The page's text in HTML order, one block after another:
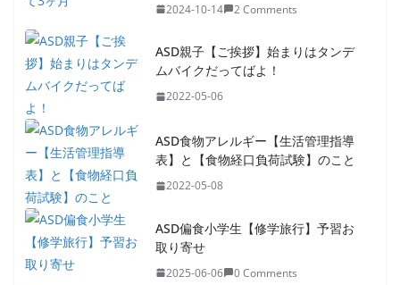
2024-10-14 2 Comments
ASD親子【ご挨拶】始まりはタンデ
ムバイクだってばよ！
2022-05-06
ASD食物アレルギー【生活管理指導
表】と【食物経口負荷試験】のこと
2022-05-08
ASD偏食小学生【修学旅行】予習お
取り寄せ
2025-06-06 0 Comments